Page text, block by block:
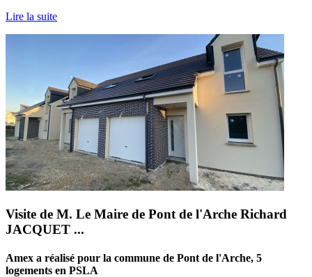
Lire la suite
Visite de M. Le Maire de Pont de l'Arche Richard
JACQUET ...
Amex a réalisé pour la commune de Pont de l'Arche, 5
logements en PSLA